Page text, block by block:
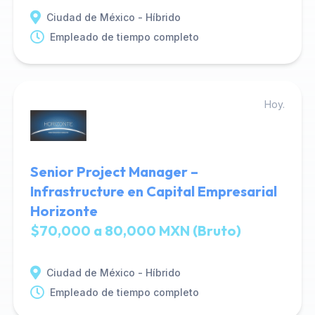
Ciudad de México - Híbrido
Empleado de tiempo completo
Hoy.
Senior Project Manager –
Infrastructure en Capital Empresarial
Horizonte
$70,000 a 80,000 MXN (Bruto)
Ciudad de México - Híbrido
Empleado de tiempo completo